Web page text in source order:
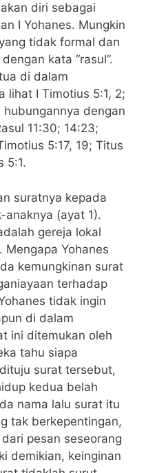
diri sebagai
I Yohanes. Mungkin
tidak formal dan
kata “rasul”.
di dalam
lihat I Timotius 5:1, 2;
dengan
11:30; 14:23;
5:17, 19; Titus
5:1.
suratnya kepada
anaknya (ayat 1).
gereja lokal
Yohanes
kemungkinan surat
terhadap
tidak ingin
di dalam
ini ditemukan oleh
tahu siapa
surat tersebut,
kedua belah
nama lalu surat itu
tak berkepentingan,
pesan seseorang
demikian, keinginan